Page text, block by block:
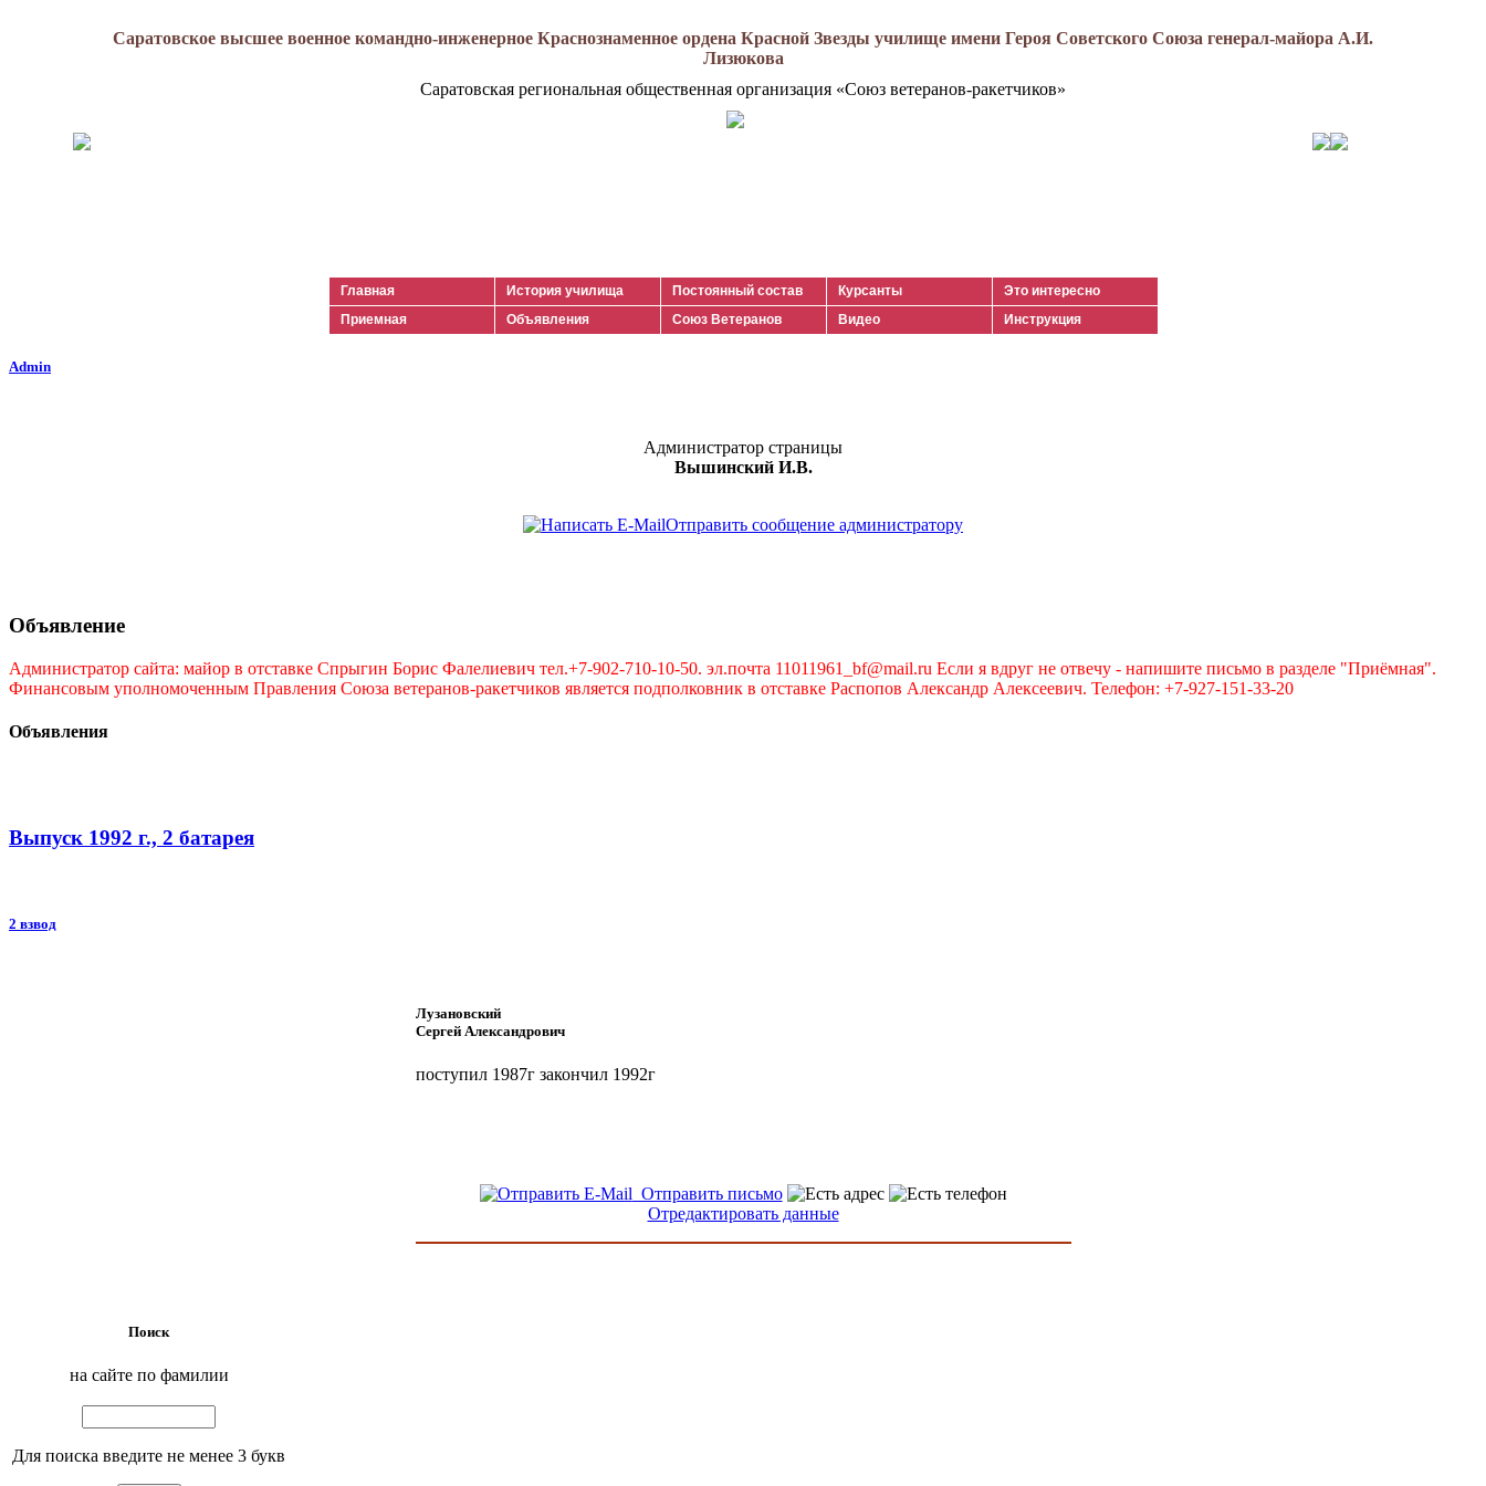
Саратовское высшее военное командно-инженерное Краснознаменное ордена Красной Звезды училище имени Героя Советского Союза генерал-майора А.И.
Лизюкова
Саратовская региональная общественная организация «Союз ветеранов-ракетчиков»
Главная История училища Постоянный состав Курсанты
Это интересно
Приемная
Объявления Союз Ветеранов Видео Инструкция
Admin
Администратор страницы
Вышинский И.В.
Отправить сообщение администратору
Объявление
Администратор сайта: майор в отставке Спрыгин Борис Фалелиевич тел.+7-902-710-10-50. эл.почта 11011961_bf@mail.ru Если я вдруг не отвечу - напишите письмо в разделе "Приёмная".
Финансовым уполномоченным Правления Союза ветеранов-ракетчиков является подполковник в отставке Распопов Александр Алексеевич. Телефон: +7-927-151-33-20
Объявления
Выпуск 1992 г., 2 батарея
2 взвод
Лузановский
Сергей Александрович
поступил 1987г закончил 1992г
Отправить письмо
Отредактировать данные
Поиск
на сайте по фамилии
Для поиска введите не менее 3 букв